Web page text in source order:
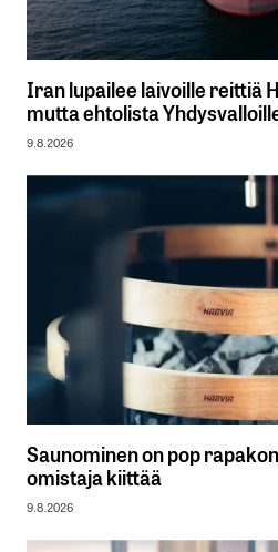
Iran lupailee laivoille reittiä
mutta ehtolista
9.8.2026
Saunominen on pop
omistaja kiittää
9.8.2026